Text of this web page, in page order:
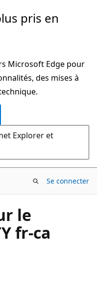
pris en
Microsoft Edge pour
des mises à
Explorer et
Se connecter
le
fr-ca